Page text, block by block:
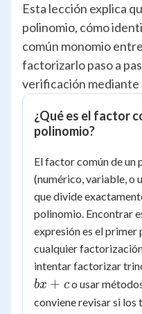
Esta lección explica
polinomio, cómo
común monomio
factorizarlo paso a
verificación
¿Qué es el factor
polinomio?
El factor común de un
(numérico, variable, o
que divide
polinomio. Encontrar
expresión es el primer
cualquier
intentar factorizar
bx + co usar
conviene revisar si los